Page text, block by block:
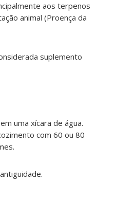
aos terpenos
animal (Proença da
suplemento
uma xícara de água.
com 60 ou 80